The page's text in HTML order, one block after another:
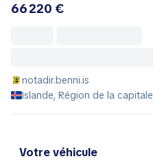
66 220 €
notadir.benni.is
Islande, Région de la
Votre véhicule